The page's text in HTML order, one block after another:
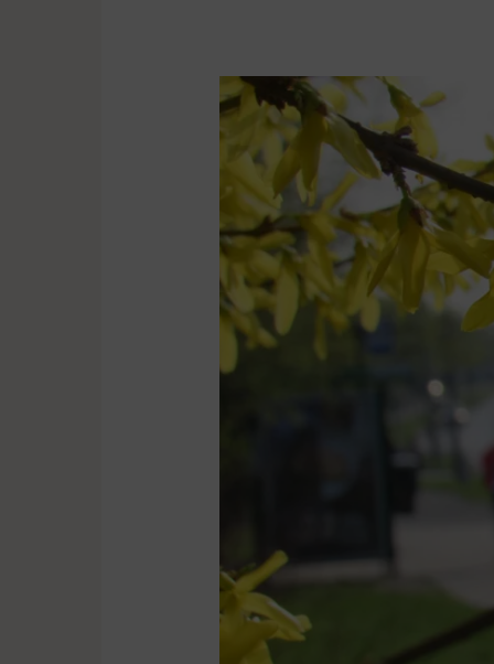
Komunikacja
w
Wielkanoc